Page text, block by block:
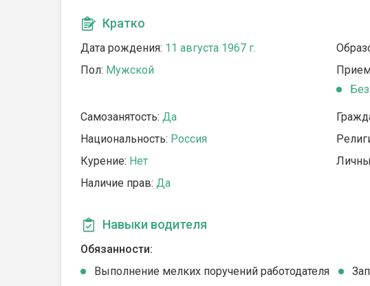
Кратко
Дата рождения: 11 августа 1967 г.
Пол: Мужской
Самозанятость: Да
Национальность: Россия
Курение: Нет
Наличие прав: Да
Навыки водителя
Обязанности:
Выполнение мелких поручений работодателя